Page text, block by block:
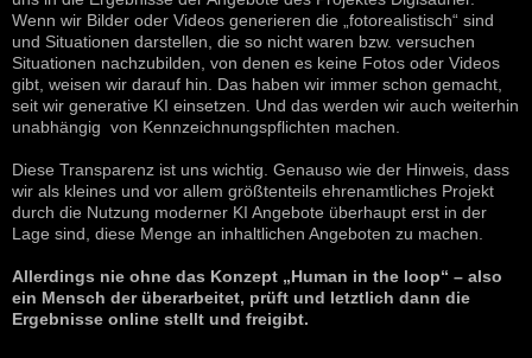
Wenn wir Bilder oder Videos generieren die „fotorealistisch“ sind
und Situationen darstellen, die so nicht waren bzw. versuchen
Situationen nachzubilden, von denen es keine Fotos oder Videos
gibt, weisen wir darauf hin. Das haben wir immer schon gemacht,
seit wir generative KI einsetzen. Und das werden wir auch weiterhin
unabhängig von Kennzeichnungspflichten machen.
Diese Transparenz ist uns wichtig. Genauso wie der Hinweis, dass
wir als kleines und vor allem größtenteils ehrenamtliches Projekt
durch die Nutzung moderner KI Angebote überhaupt erst in der
Lage sind, diese Menge an inhaltlichen Angeboten zu machen.
Allerdings nie ohne das Konzept „Human in the loop“ – also
ein Mensch der überarbeitet, prüft und letztlich dann die
Ergebnisse online stellt und freigibt.